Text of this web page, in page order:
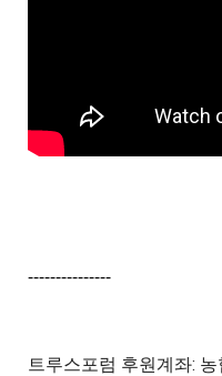
---------------
트루스포럼 후원계좌: